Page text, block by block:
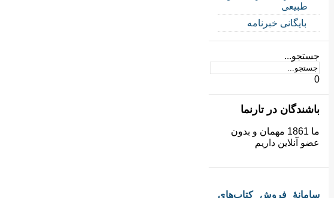
طبیعی
بایگانی خبرنامه
جستجو...
0
باشندگان در تارنما
ما 1861 مهمان و بدون
عضو آنلاین داریم
سامانهٔ فروش کتاب‌های